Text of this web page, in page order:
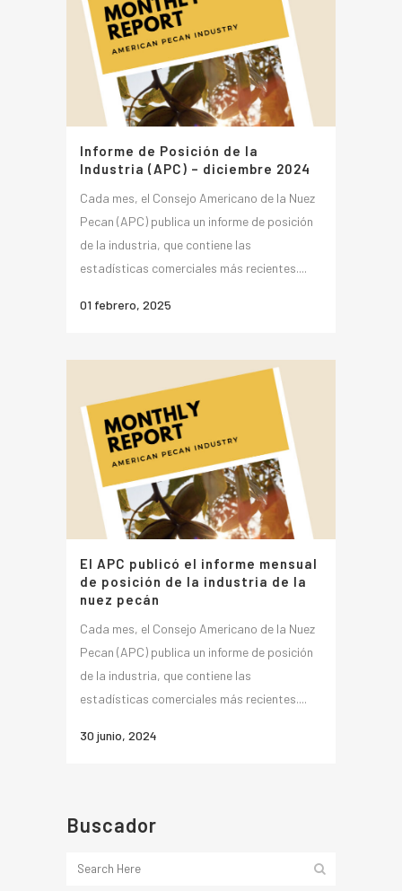
Informe de Posición de la
Industria (APC) – diciembre 2024
Cada mes, el Consejo Americano de la Nuez
Pecan (APC) publica un informe de posición
de la industria, que contiene las
estadísticas comerciales más recientes....
01 febrero, 2025
El APC publicó el informe mensual
de posición de la industria de la
nuez pecán
Cada mes, el Consejo Americano de la Nuez
Pecan (APC) publica un informe de posición
de la industria, que contiene las
estadísticas comerciales más recientes....
30 junio, 2024
Buscador